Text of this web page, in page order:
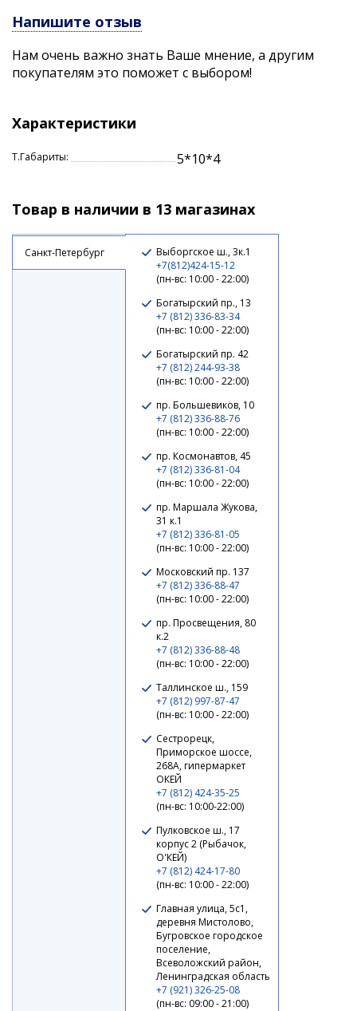
Напишите отзыв
Нам очень важно знать Ваше мнение, а другим
покупателям это поможет с выбором!
Характеристики
Т.Габариты: 5*10*4
Товар в наличии в 13 магазинах
Санкт-Петербург
Выборгское ш., 3к.1
+7(812)424-15-12
(пн-вс: 10:00 - 22:00)
Богатырский пр., 13
+7 (812) 336-83-34
(пн-вс: 10:00 - 22:00)
Богатырский пр. 42
+7 (812) 244-93-38
(пн-вс: 10:00 - 22:00)
пр. Большевиков, 10
+7 (812) 336-88-76
(пн-вс: 10:00 - 22:00)
пр. Космонавтов, 45
+7 (812) 336-81-04
(пн-вс: 10:00 - 22:00)
пр. Маршала Жукова,
31 к.1
+7 (812) 336-81-05
(пн-вс: 10:00 - 22:00)
Московский пр. 137
+7 (812) 336-88-47
(пн-вс: 10:00 - 22:00)
пр. Просвещения, 80
к.2
+7 (812) 336-88-48
(пн-вс: 10:00 - 22:00)
Таллинское ш., 159
+7 (812) 997-87-47
(пн-вс: 10:00 - 22:00)
Сестрорецк,
Приморское шоссе,
268А, гипермаркет
ОКЕЙ
+7 (812) 424-35-25
(пн-вс: 10:00-22:00)
Пулковское ш., 17
корпус 2 (Рыбачок,
О'КЕЙ)
+7 (812) 424-17-80
(пн-вс: 10:00 - 22:00)
Главная улица, 5с1,
деревня Мистолово,
Бугровское городское
поселение,
Всеволожский район,
Ленинградская область
+7 (921) 326-25-08
(пн-вс: 09:00 - 21:00)